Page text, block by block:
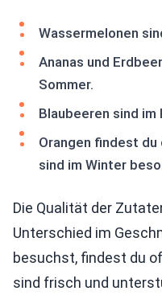
Wassermelonen
Ananas und
Sommer.
Blaubeeren sind
Orangen findest du
sind im Winter
Die Qualität der
Unterschied im
besuchst, findest du
sind frisch und